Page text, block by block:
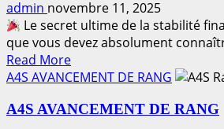
à
Bâtisseur
d’Empire
admin novembre 11, 2025
Le secret ultime de la stabilité
que vous devez absolument
Read MoreRead
more
MLM
A4S AVANCEMENT DE RANG
A4S AVANCEMENT DE RANG